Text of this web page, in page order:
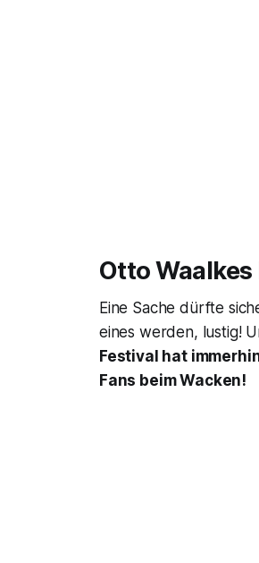
Otto
Eine Sache dürfte
eines werden, lustig!
Festival hat
Fans beim Wacken!